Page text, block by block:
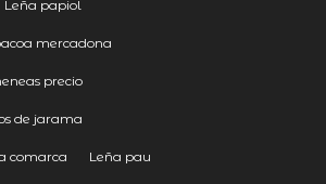
Leña papiol
mercadona
precio
de jarama
comarca Leña pau